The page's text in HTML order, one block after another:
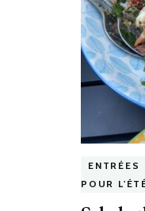
ENTRÉES
POUR